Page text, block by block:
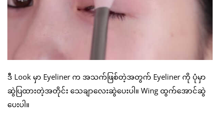
ဒီ Look မှာ Eyeliner က အသက်ဖြစ်တဲ့အတွက် Eyeliner ကို ပုံမှာ
ဆွဲပြထားတဲ့အတိုင်း သေချာလေးဆွဲပေးပါ။ Wing ထွက်အောင်ဆွဲ
ပေးပါ။